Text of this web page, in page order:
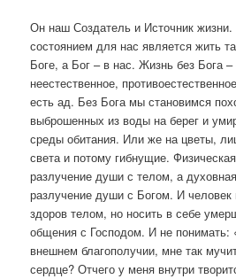
Он наш Создатель и Источник
состоянием для нас является жить
Боге, а Бог – в нас. Жизнь без Бога –
неестественное,
есть ад. Без Бога мы становимся
выброшенных из воды на берег и
среды обитания. Или же на цветы,
света и потому гибнущие.
разлучение души с телом, а
разлучение души с Богом. И
здоров телом, но носить в себе
общения с Господом. И не понимать:
внешнем благополучии, мне так
сердце? Отчего у меня внутри